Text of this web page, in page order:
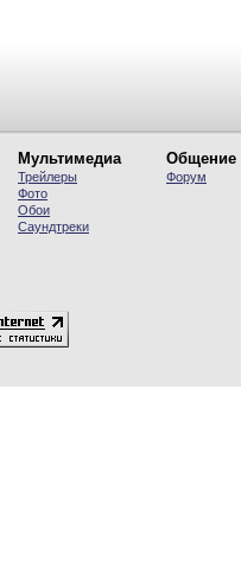
Мультимедиа
Трейлеры
Фото
Обои
Саундтреки
Общение
Форум